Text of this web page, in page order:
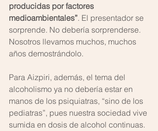
producidas por factores
medioambientales”. El presentador se
sorprende. No debería sorprenderse.
Nosotros llevamos muchos, muchos
años demostrándolo.
Para Aizpiri, además, el tema del
alcoholismo ya no debería estar en
manos de los psiquiatras, “sino de los
pediatras”, pues nuestra sociedad vive
sumida en dosis de alcohol continuas.